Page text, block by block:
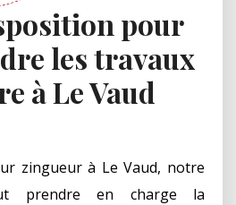
pour
les travaux
à Le Vaud
zingueur à Le Vaud, notre
prendre en charge la